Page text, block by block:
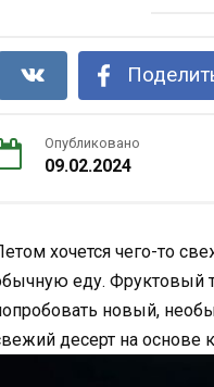
Опубликовано
09.02.2024
хочется чего-то
еду. Фруктовый
новый,
десерт на основе